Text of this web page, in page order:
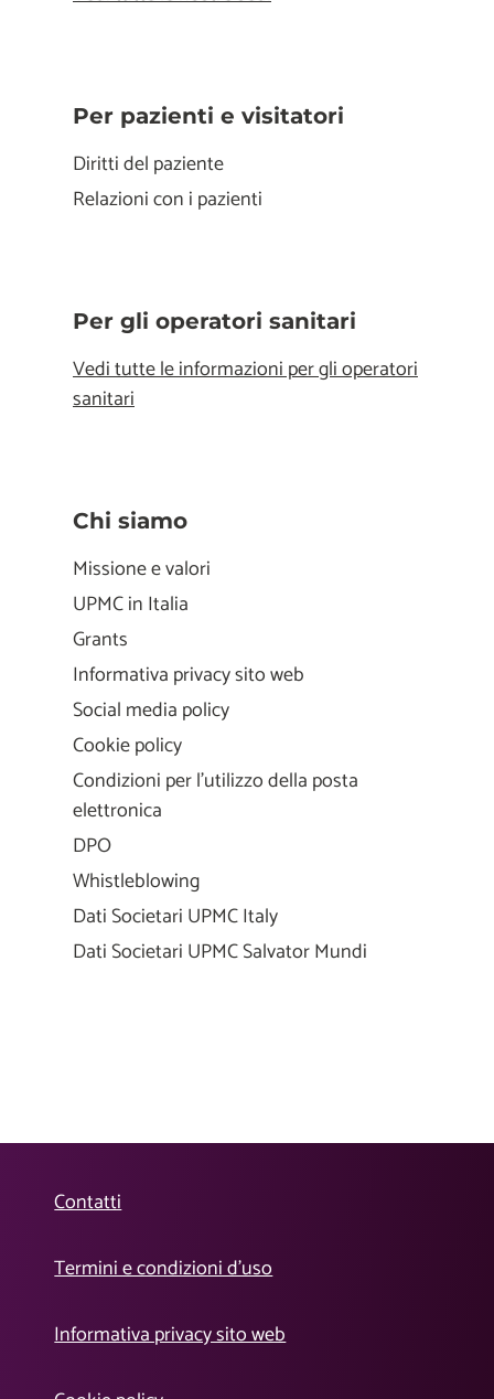
Per pazienti e visitatori
Diritti del paziente
Relazioni con i pazienti
Per gli operatori sanitari
Vedi tutte le informazioni per gli operatori
sanitari
Chi siamo
Missione e valori
UPMC in Italia
Grants
Informativa privacy sito web
Social media policy
Cookie policy
Condizioni per l'utilizzo della posta
elettronica
DPO
Whistleblowing
Dati Societari UPMC Italy
Dati Societari UPMC Salvator Mundi
Contatti
Termini e condizioni d’uso
Informativa privacy sito web